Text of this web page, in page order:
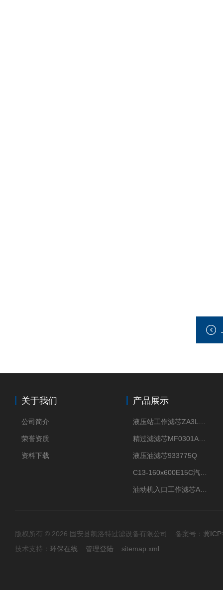
关于我们
公司简介
荣誉资质
资料下载
产品展示
液压油滤芯933775Q
版权所有 © 2026 固安县凯洛特过滤设备有限公司 备案号： 冀
技术支持： 环保在线 管理登陆 sitemap.xml